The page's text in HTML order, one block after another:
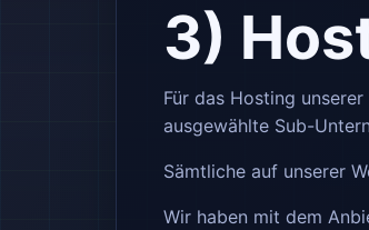
3)
Für das Hosting
ausgewählte Sub-
Sämtliche auf unserer
Wir haben mit dem